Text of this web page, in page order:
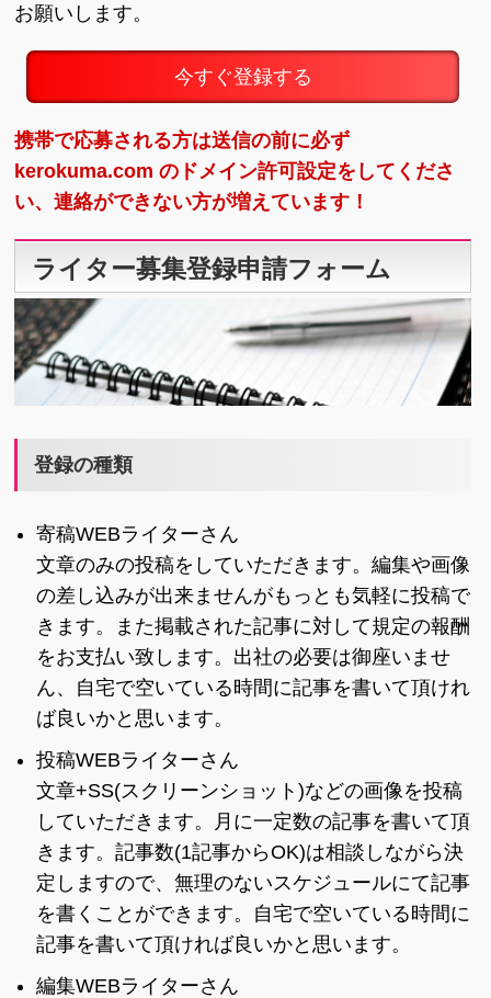
お願いします。
今すぐ登録する
携帯で応募される方は送信の前に必ず
kerokuma.com のドメイン許可設定をしてくださ
い、連絡ができない方が増えています！
ライター募集登録申請フォーム
登録の種類
寄稿WEBライターさん
文章のみの投稿をしていただきます。編集や画像
の差し込みが出来ませんがもっとも気軽に投稿で
きます。また掲載された記事に対して規定の報酬
をお支払い致します。出社の必要は御座いませ
ん、自宅で空いている時間に記事を書いて頂けれ
ば良いかと思います。
投稿WEBライターさん
文章+SS(スクリーンショット)などの画像を投稿
していただきます。月に一定数の記事を書いて頂
きます。記事数(1記事からOK)は相談しながら決
定しますので、無理のないスケジュールにて記事
を書くことができます。自宅で空いている時間に
記事を書いて頂ければ良いかと思います。
編集WEBライターさん